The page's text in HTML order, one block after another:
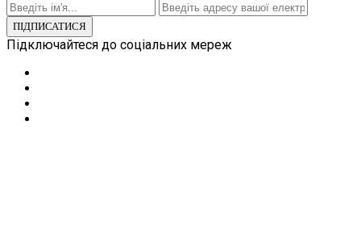
ПІДПИСАТИСЯ
Підключайтеся до соціальних мереж